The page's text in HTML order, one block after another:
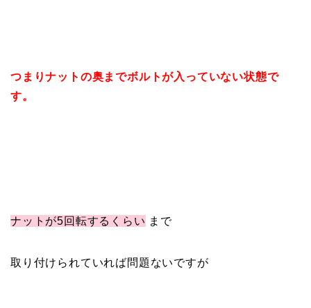
つまりナットの奥までボルトが入っていない状態で
す。
ナットが5回転するくらい まで
取り付けられていれば問題ないですが